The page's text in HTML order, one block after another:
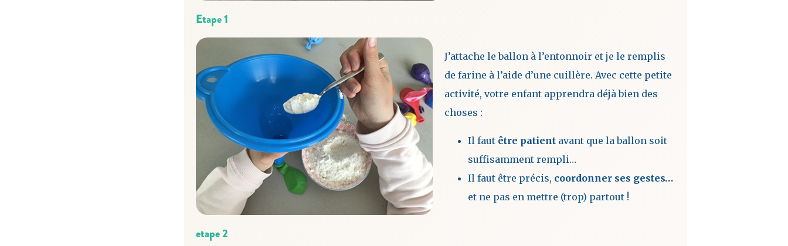
Etape 1
J’attache le ballon à l’entonnoir et je le remplis
de farine à l’aide d’une cuillère. Avec cette petite
activité, votre enfant apprendra déjà bien des
choses :
Il faut être patientavant que la ballon soit
suffisamment rempli…
Il faut être précis, coordonner ses gestes…
et ne pas en mettre (trop) partout !
etape 2